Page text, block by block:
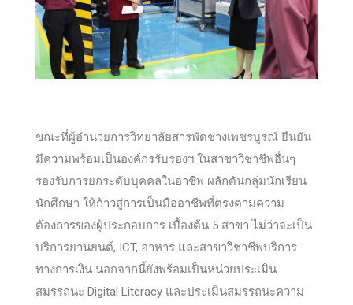
ขณะที่ผู้อำนวยการวิทยาลัยสารพัดช่างเพชรบูรณ์ ยืนยัน
มีความพร้อมเป็นองค์กรรับรองฯ ในสาขาวิชาชีพอื่นๆ
รองรับการยกระดับบุคคลในอาชีพ ผลักดันกลุ่มนักเรียน
นักศึกษา ให้ก้าวสู่การเป็นมืออาชีพที่ตรงตามความ
ต้องการของผู้ประกอบการ เบื้องต้น 5 สาขา ไม่ว่าจะเป็น
บริการยานยนต์, ICT, อาหาร และสาขาวิชาชีพบริการ
ทางการเงิน นอกจากนี้ยังพร้อมเป็นหน่วยประเมิน
สมรรถนะ Digital Literacy และประเมินสมรรถนะความ